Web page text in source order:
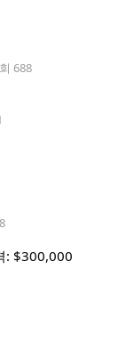
688
: $300,000